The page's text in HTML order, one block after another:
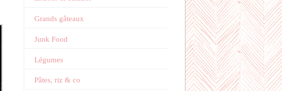
Grands gâteaux
Junk Food
Légumes
Pâtes, riz & co